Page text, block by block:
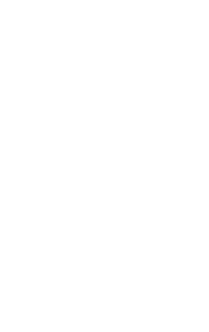
unam 2 º sancti
quinqu